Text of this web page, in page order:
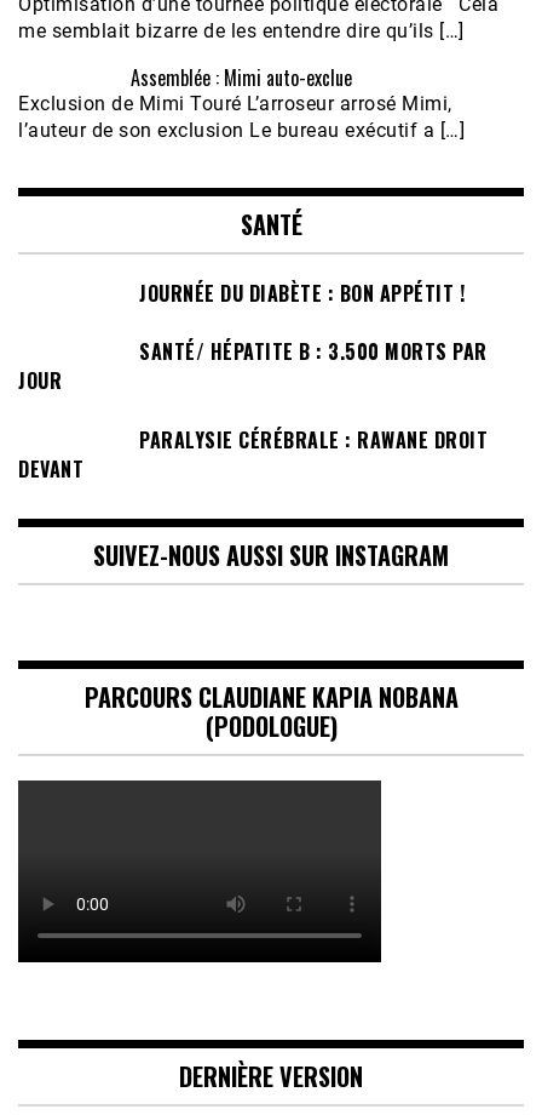
me semblait bizarre de les entendre dire qu’ils […]
Assemblée : Mimi auto-exclue
Exclusion de Mimi Touré L’arroseur arrosé Mimi,
l’auteur de son exclusion Le bureau exécutif a […]
SANTÉ
JOURNÉE DU DIABÈTE : BON APPÉTIT !
SANTÉ/ HÉPATITE B : 3.500 MORTS PAR
JOUR
PARALYSIE CÉRÉBRALE : RAWANE DROIT
DEVANT
SUIVEZ-NOUS AUSSI SUR INSTAGRAM
PARCOURS CLAUDIANE KAPIA NOBANA
(PODOLOGUE)
DERNIÈRE VERSION